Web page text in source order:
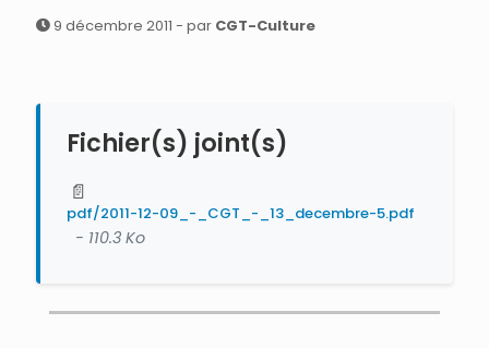
9 décembre 2011 - par CGT-Culture
Fichier(s) joint(s)
📄
pdf/2011-12-09_-_CGT_-_13_decembre-5.pdf
- 110.3 Ko